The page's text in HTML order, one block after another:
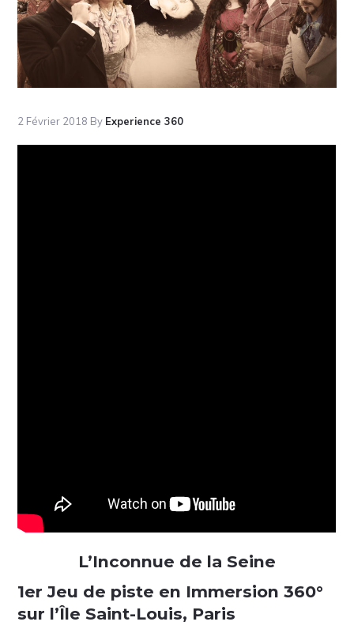
2 Février 2018 By Experience 360
L’Inconnue de la Seine
1er Jeu de piste en Immersion 360°
sur l’Île Saint-Louis, Paris